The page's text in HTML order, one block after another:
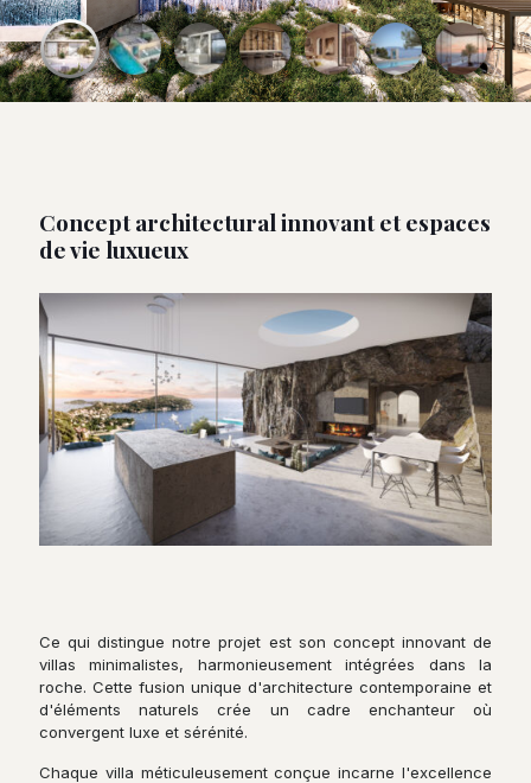
Concept architectural innovant et espaces
de vie luxueux
Ce qui distingue notre projet est son concept innovant de
villas minimalistes, harmonieusement intégrées dans la
roche. Cette fusion unique d'architecture contemporaine et
d'éléments naturels crée un cadre enchanteur où
convergent luxe et sérénité.
Chaque villa méticuleusement conçue incarne l'excellence